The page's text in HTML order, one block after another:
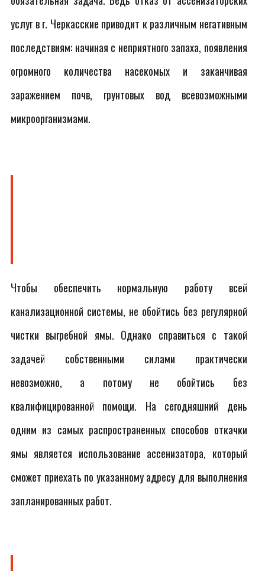
услуг в г. Черкасские приводит к различным негативным
последствиям: начиная с неприятного запаха, появления
огромного количества насекомых и заканчивая
заражением почв, грунтовых вод всевозможными
микроорганизмами.
Чтобы обеспечить нормальную работу всей
канализационной системы, не обойтись без регулярной
чистки выгребной ямы. Однако справиться с такой
задачей собственными силами практически
невозможно, а потому не обойтись без
квалифицированной помощи. На сегодняшний день
одним из самых распространенных способов откачки
ямы является использование ассенизатора, который
сможет приехать по указанному адресу для выполнения
запланированных работ.